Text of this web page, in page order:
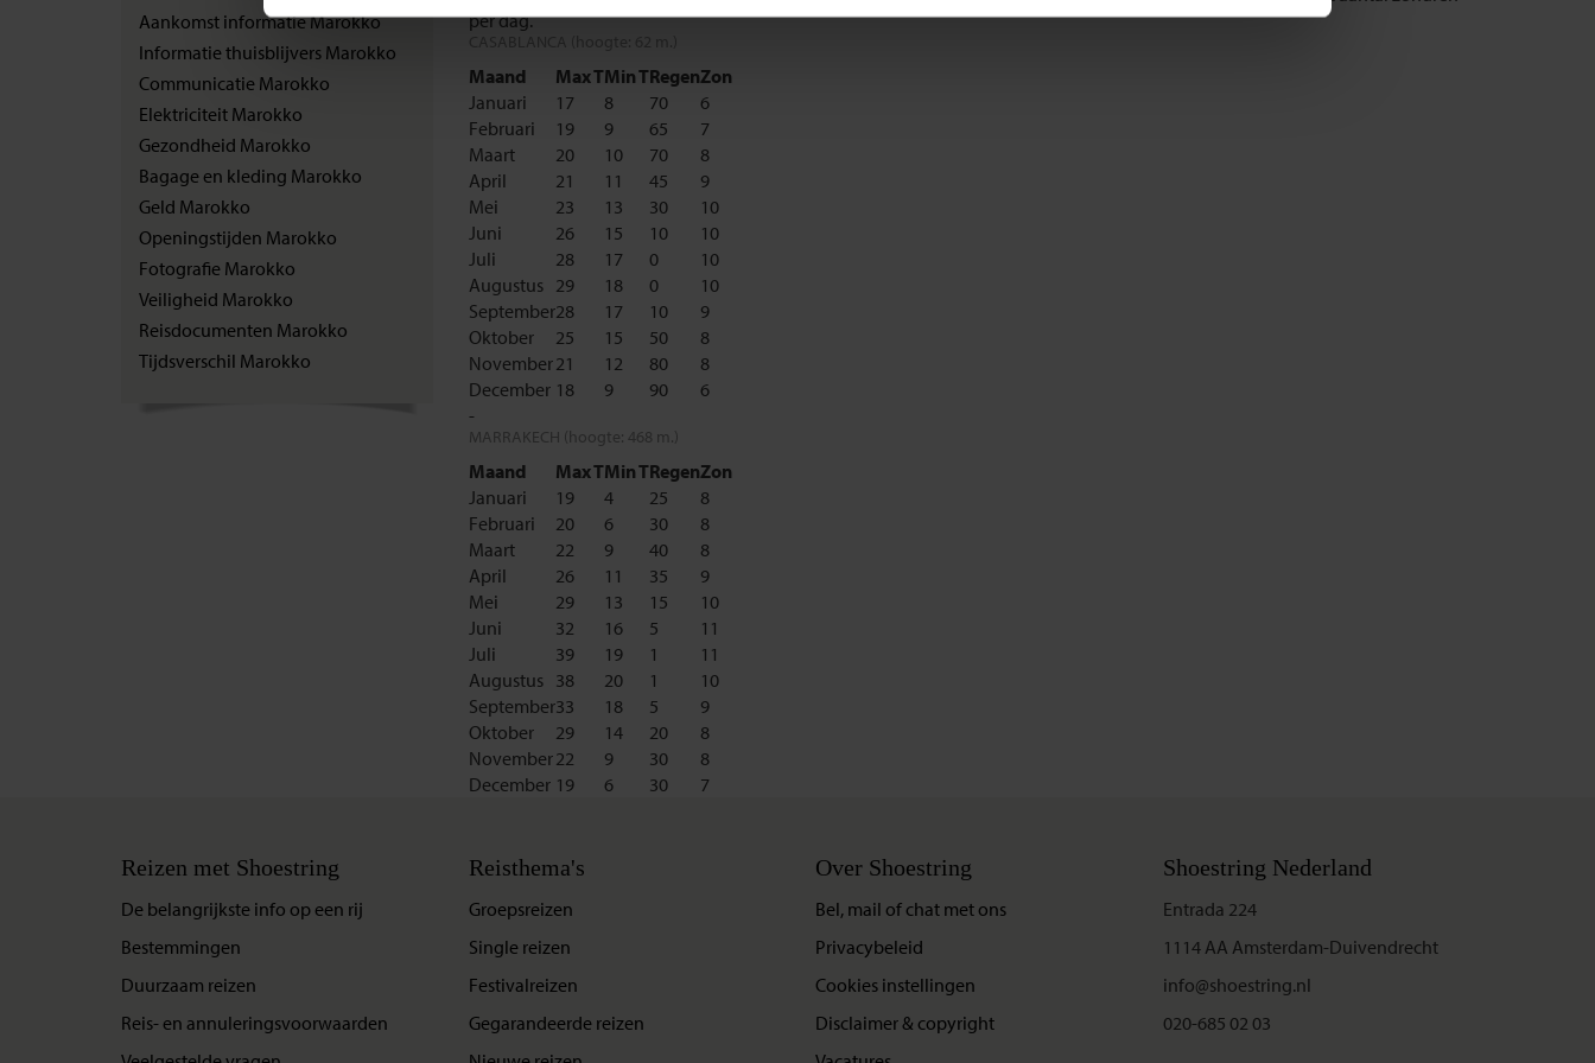
Aankomst informatie Marokko
Informatie thuisblijvers Marokko
Communicatie Marokko
Elektriciteit Marokko
Gezondheid Marokko
Bagage en kleding Marokko
Geld Marokko
Openingstijden Marokko
Fotografie Marokko
Veiligheid Marokko
Reisdocumenten Marokko
Tijdsverschil Marokko
per dag.
Maand Max TMin TRegenZon
Januari
17 8 70
6
Februari
19 9 65
7
Maart
20 10 70
8
April
21 11 45
9
Mei
23 13 30
10
Juni
26 15 10
10
Juli
28 17 0
10
Augustus 29 18 0
10
September28 17 10
9
Oktober
25 15 50
8
November21 12 80
8
December 18 9 90
6
-
MARRAKECH (hoogte: 468 m.)
Maand Max TMin TRegenZon
Januari
19 4 25
8
Februari
20 6 30
8
Maart
22 9 40
8
April
26 11 35
9
Mei
29 13 15
10
Juni
32 16 5
11
Juli
39 19 1
11
Augustus 38 20 1
10
September33 18 5
9
Oktober
29 14 20
8
November22 9 30
8
December 19 6 30 7
Reizen met Shoestring
De belangrijkste info op een rij
Bestemmingen
Duurzaam reizen
Reis- en annuleringsvoorwaarden
Reisthema's
Groepsreizen
Single reizen
Festivalreizen
Gegarandeerde reizen
Over Shoestring
Bel, mail of chat met ons
Privacybeleid
Cookies instellingen
Disclaimer & copyright
Shoestring Nederland
Entrada 224
1114 AA Amsterdam-Duivendrecht
info@shoestring.nl
020-685 02 03